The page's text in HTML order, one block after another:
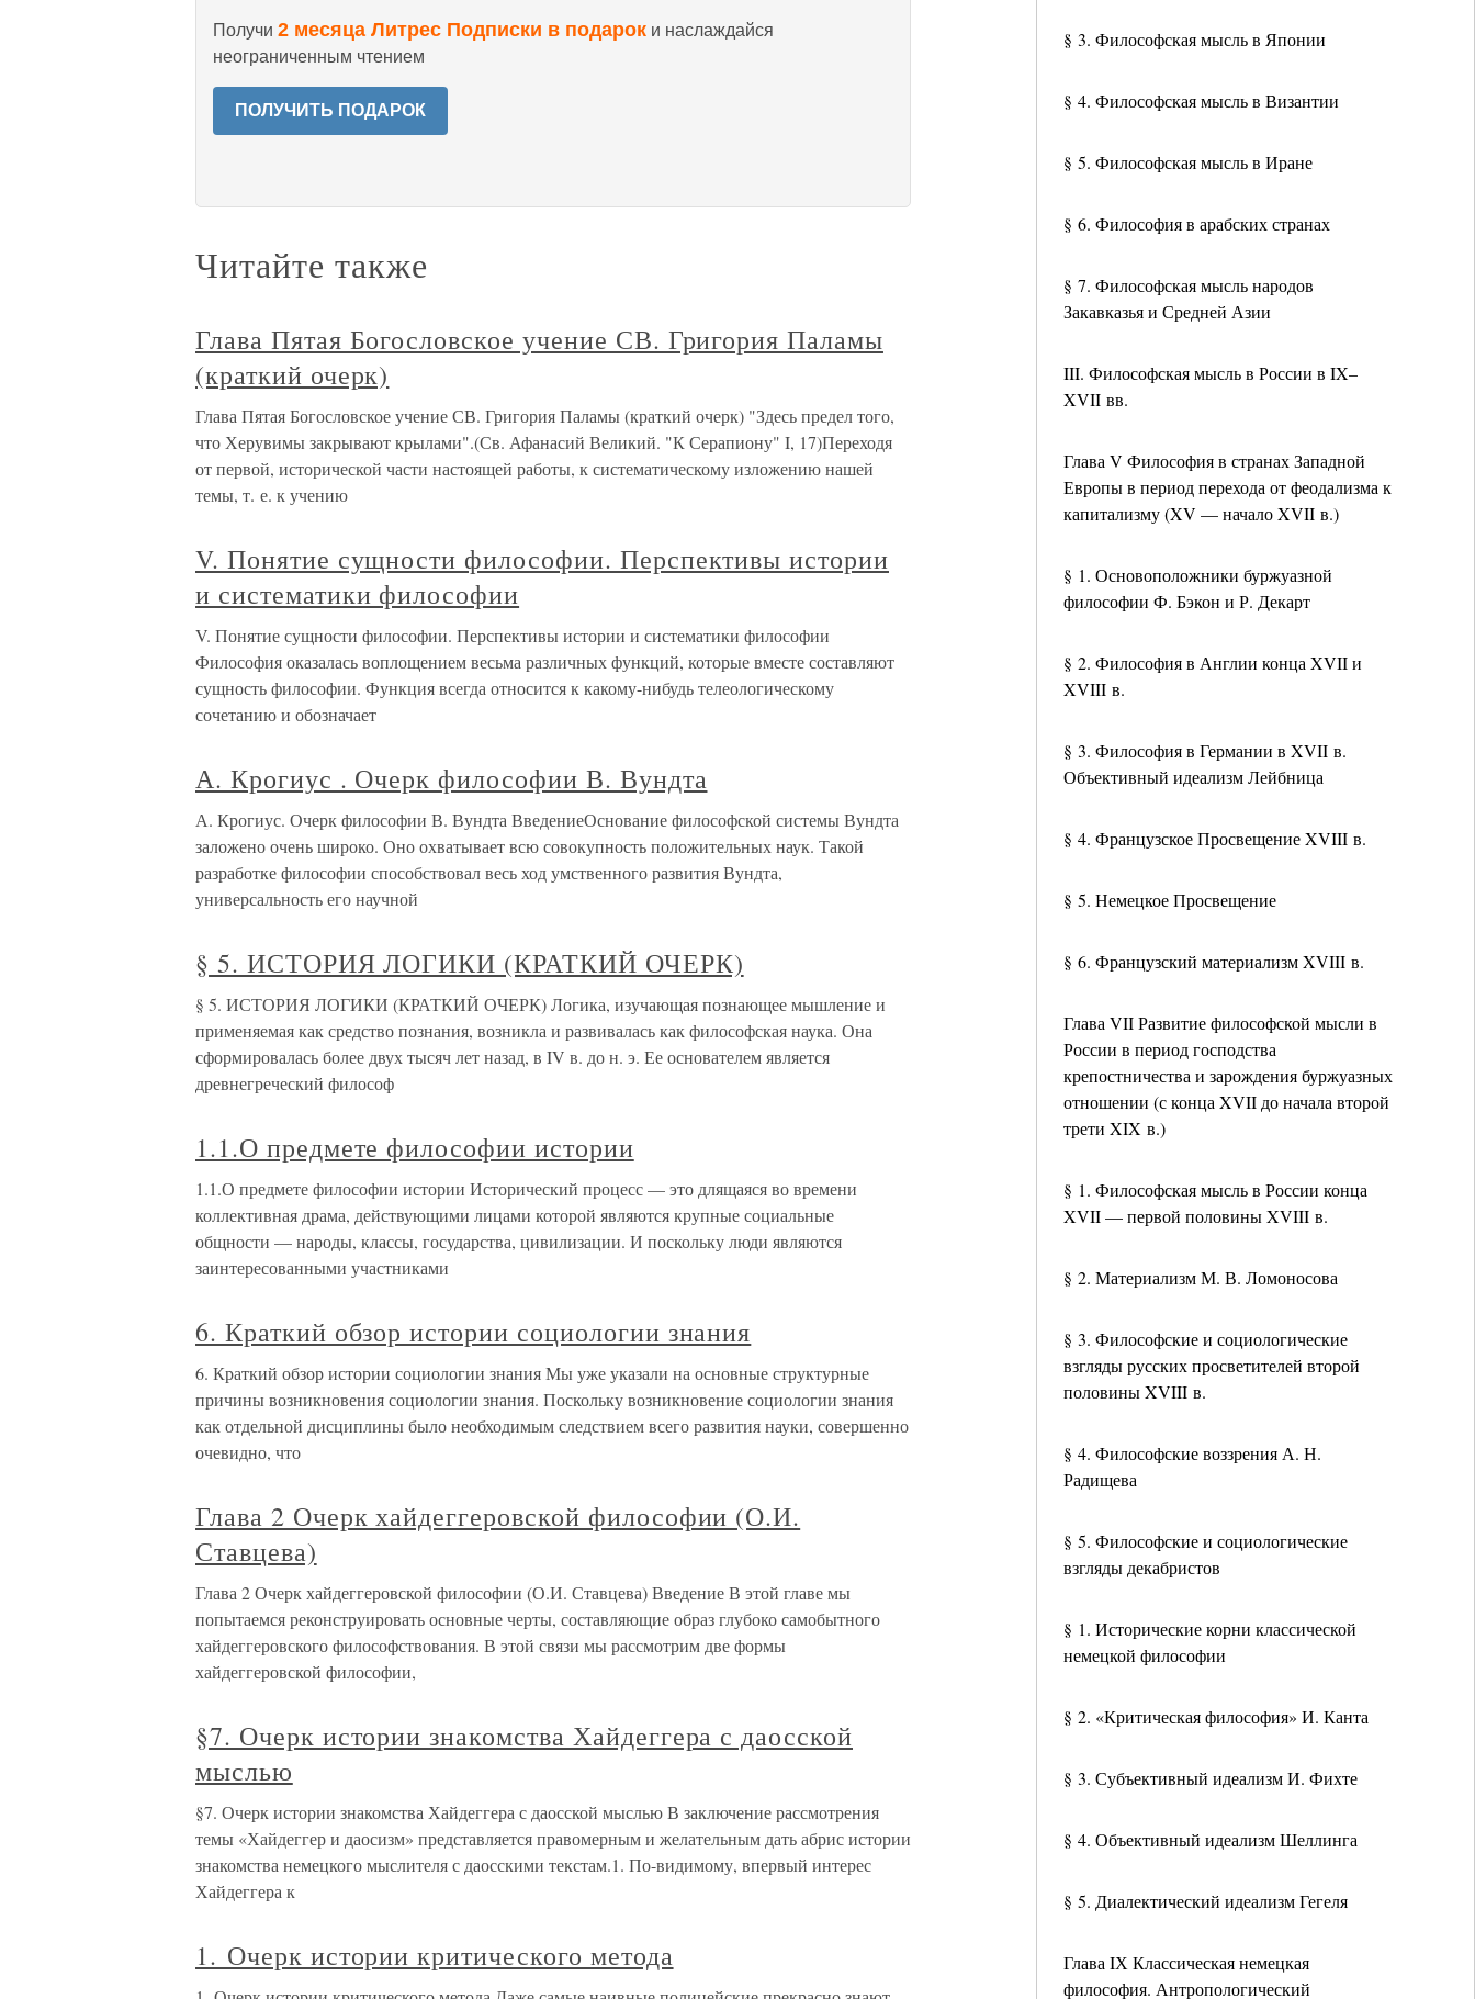
§ 3. Философская мысль в Японии
§ 4. Философская мысль в Византии
§ 5. Философская мысль в Иране
§ 6. Философия в арабских странах
§ 7. Философская мысль народов
Закавказья и Средней Азии
III. Философская мысль в России в IX–
XVII вв.
Глава V Философия в странах Западной
Европы в период перехода от феодализма к
капитализму (XV — начало XVII в.)
§ 1. Основоположники буржуазной
философии Ф. Бэкон и Р. Декарт
§ 2. Философия в Англии конца XVII и
XVIII в.
§ 3. Философия в Германии в XVII в.
Объективный идеализм Лейбница
§ 4. Французское Просвещение XVIII в.
§ 5. Немецкое Просвещение
§ 6. Французский материализм XVIII в.
Глава VII Развитие философской мысли в
России в период господства
крепостничества и зарождения буржуазных
отношении (с конца XVII до начала второй
трети XIX в.)
§ 1. Философская мысль в России конца
XVII — первой половины XVIII в.
§ 2. Материализм М. В. Ломоносова
§ 3. Философские и социологические
взгляды русских просветителей второй
половины XVIII в.
§ 4. Философские воззрения А. Н.
Радищева
§ 5. Философские и социологические
взгляды декабристов
§ 1. Исторические корни классической
немецкой философии
§ 2. «Критическая философия» И. Канта
§ 3. Субъективный идеализм И. Фихте
§ 4. Объективный идеализм Шеллинга
§ 5. Диалектический идеализм Гегеля
Глава IХ Классическая немецкая
философия. Антропологический
Получи 2 месяца Литрес Подписки в подарок и наслаждайся
неограниченным чтением
ПОЛУЧИТЬ ПОДАРОК
Читайте также
Глава Пятая Богословское учение СВ. Григория Паламы
(краткий очерк)
Глава Пятая Богословское учение СВ. Григория Паламы (краткий очерк) "Здесь предел того,
что Херувимы закрывают крылами".(Св. Афанасий Великий. "К Серапиону" I, 17)Переходя
от первой, исторической части настоящей работы, к систематическому изложению нашей
темы, т. е. к учению
V. Понятие сущности философии. Перспективы истории
и систематики философии
V. Понятие сущности философии. Перспективы истории и систематики философии
Философия оказалась воплощением весьма различных функций, которые вместе составляют
сущность философии. Функция всегда относится к какому-нибудь телеологическому
сочетанию и обозначает
А. Крогиус . Очерк философии В. Вундта
А. Крогиус. Очерк философии В. Вундта ВведениеОснование философской системы Вундта
заложено очень широко. Оно охватывает всю совокупность положительных наук. Такой
разработке философии способствовал весь ход умственного развития Вундта,
универсальность его научной
§ 5. ИСТОРИЯ ЛОГИКИ (КРАТКИЙ ОЧЕРК)
§ 5. ИСТОРИЯ ЛОГИКИ (КРАТКИЙ ОЧЕРК) Логика, изучающая познающее мышление и
применяемая как средство познания, возникла и развивалась как философская наука. Она
сформировалась более двух тысяч лет назад, в IV в. до н. э. Ее основателем является
древнегреческий философ
1.1.О предмете философии истории
1.1.О предмете философии истории Исторический процесс — это длящаяся во времени
коллективная драма, действующими лицами которой являются крупные социальные
общности — народы, классы, государства, цивилизации. И поскольку люди являются
заинтересованными участниками
6. Краткий обзор истории социологии знания
6. Краткий обзор истории социологии знания Мы уже указали на основные структурные
причины возникновения социологии знания. Поскольку возникновение социологии знания
как отдельной дисциплины было необходимым следствием всего развития науки, совершенно
очевидно, что
Глава 2 Очерк хайдеггеровской философии (О.И.
Ставцева)
Глава 2 Очерк хайдеггеровской философии (О.И. Ставцева) Введение В этой главе мы
попытаемся реконструировать основные черты, составляющие образ глубоко самобытного
хайдеггеровского философствования. В этой связи мы рассмотрим две формы
хайдеггеровской философии,
§7. Очерк истории знакомства Хайдеггера с даосской
мыслью
§7. Очерк истории знакомства Хайдеггера с даосской мыслью В заключение рассмотрения
темы «Хайдеггер и даосизм» представляется правомерным и желательным дать абрис истории
знакомства немецкого мыслителя с даосскими текстам.1. По-видимому, впервый интерес
Хайдеггера к
1. Очерк истории критического метода